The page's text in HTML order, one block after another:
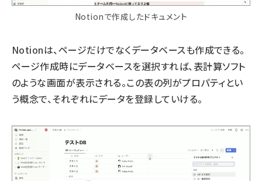
Notionで作成したドキュメント
Notionは、ページだけでなくデータベースも作成できる。
ページ作成時にデータベースを選択すれば、表計算ソフト
のような画面が表示される。この表の列がプロパティとい
う概念で、それぞれにデータを登録していける。